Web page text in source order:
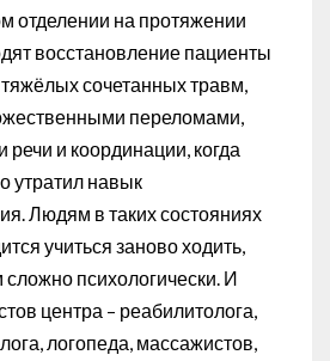
отделении на протяжении
восстановление пациенты
тяжёлых сочетанных травм,
переломами,
и координации, когда
утратил навык
Людям в таких состояниях
учиться заново ходить,
сложно психологически. И
центра – реабилитолога,
логопеда, массажистов,